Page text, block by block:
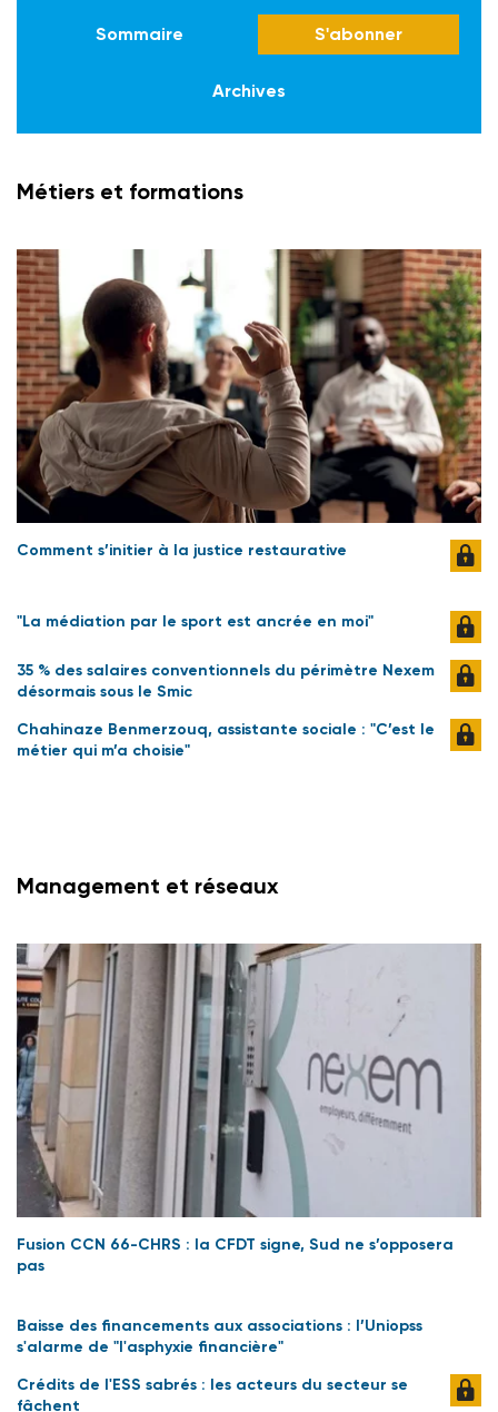
Sommaire S'abonner
Archives
Métiers et formations
Comment s’initier à la justice restaurative
"La médiation par le sport est ancrée en moi"
35 % des salaires conventionnels du périmètre Nexem
désormais sous le Smic
Chahinaze Benmerzouq, assistante sociale : "C’est le
métier qui m’a choisie"
Management et réseaux
Fusion CCN 66-CHRS : la CFDT signe, Sud ne s’opposera
pas
Baisse des financements aux associations : l’Uniopss
s'alarme de "l'asphyxie financière"
Crédits de l'ESS sabrés : les acteurs du secteur se
fâchent